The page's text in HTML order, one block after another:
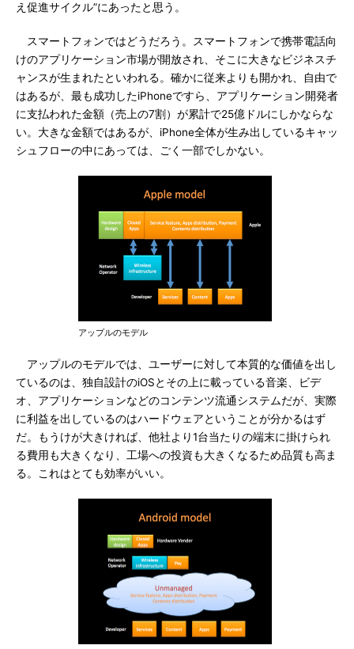
え促進サイクル”にあったと思う。
スマートフォンではどうだろう。スマートフォンで携帯電話向
けのアプリケーション市場が開放され、そこに大きなビジネスチ
ャンスが生まれたといわれる。確かに従来よりも開かれ、自由で
はあるが、最も成功したiPhoneですら、アプリケーション開発者
に支払われた金額（売上の7割）が累計で25億ドルにしかならな
い。大きな金額ではあるが、iPhone全体が生み出しているキャッ
シュフローの中にあっては、ごく一部でしかない。
アップルのモデル
アップルのモデルでは、ユーザーに対して本質的な価値を出し
ているのは、独自設計のiOSとその上に載っている音楽、ビデ
オ、アプリケーションなどのコンテンツ流通システムだが、実際
に利益を出しているのはハードウェアということが分かるはず
だ。もうけが大きければ、他社より1台当たりの端末に掛けられ
る費用も大きくなり、工場への投資も大きくなるため品質も高ま
る。これはとても効率がいい。